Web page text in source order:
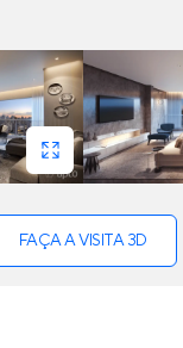
FAÇA A VISITA 3D